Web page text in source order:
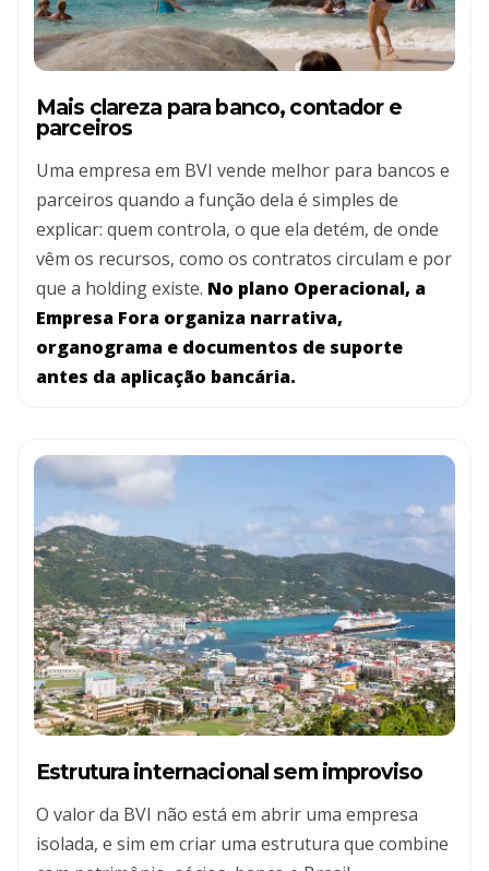
Mais clareza para banco, contador e
parceiros
Uma empresa em BVI vende melhor para bancos e
parceiros quando a função dela é simples de
explicar: quem controla, o que ela detém, de onde
vêm os recursos, como os contratos circulam e por
que a holding existe. No plano Operacional, a
Empresa Fora organiza narrativa,
organograma e documentos de suporte
antes da aplicação bancária.
Estrutura internacional sem improviso
O valor da BVI não está em abrir uma empresa
isolada, e sim em criar uma estrutura que combine